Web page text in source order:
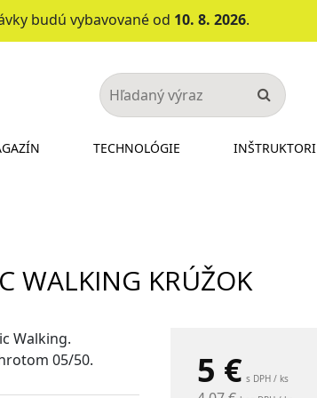
budú vybavované od 10. 8. 2026.
TECHNOLÓGIE INŠTRUKTORI
WALKING KRÚŽOK
5 € s DPH / ks
Walking.
05/50.